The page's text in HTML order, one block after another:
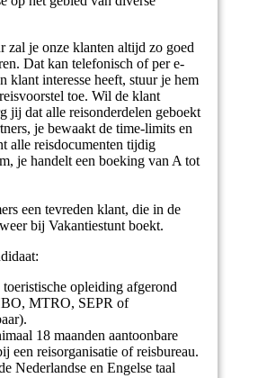
zal je onze klanten altijd zo goed
Dat kan telefonisch of per e-
klant interesse heeft, stuur je hem
toe. Wil de klant
jij dat alle reisonderdelen geboekt
je bewaakt de time-limits en
alle reisdocumenten tijdig
je handelt een boeking van A tot
een tevreden klant, die in de
bij Vakantiestunt boekt.
toeristische opleiding afgerond
MTRO, SEPR of
18 maanden aantoonbare
een reisorganisatie of reisbureau.
Nederlandse en Engelse taal